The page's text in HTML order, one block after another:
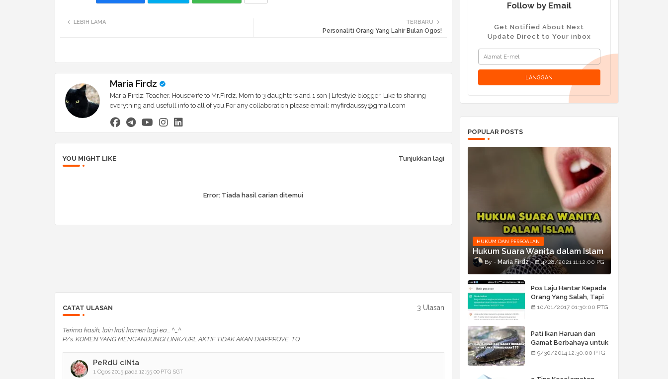
TERBARU
Personaliti Orang Yang Lahir Bulan Ogos!
LEBIH LAMA
Maria Firdz
Maria Firdz: Teacher, Housewife to Mr.Firdz, Mom to 3 daughters and 1 son | Lifestyle blogger, Like to sharing
everything and usefull info to all of you.For any collaboration please email: myfirdaussy@gmail.com
YOU MIGHT LIKE Tunjukkan lagi
Error: Tiada hasil carian ditemui
CATAT ULASAN 3 Ulasan
Terima kasih, lain kali komen lagi ea... ^_^
P/s: KOMEN YANG MENGANDUNGI LINK/URL AKTIF TIDAK AKAN DIAPPROVE. TQ
PeRdU cINta
1 Ogos 2015 pada 12:55:00 PTG SGT
Follow by Email
Get Notified About Next
Update Direct to Your inbox
POPULAR POSTS
HUKUM DAN PERSOALAN
Hukum Suara Wanita dalam Islam
Maria Firdz 4/28/2021 11:12:00 PG
Pos Laju Hantar Kepada
Orang Yang Salah, Tapi
Orang Tu Pula Terima
10/01/2017 01:30:00 PTG
Pati Ikan Haruan dan
Gamat Berbahaya untuk
Luka Pembedahan???
9/30/2014 12:30:00 PTG